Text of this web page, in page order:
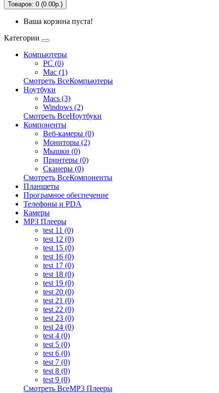
Товаров: 0 (0.00р.)
Ваша корзина пуста!
Категории
Компьютеры
PC (0)
Mac (1)
Смотреть ВсеКомпьютеры
Ноутбуки
Macs (3)
Windows (2)
Смотреть ВсеНоутбуки
Компоненты
Веб-камеры (0)
Мониторы (2)
Мышки (0)
Принтеры (0)
Сканеры (0)
Смотреть ВсеКомпоненты
Планшеты
Програмное обеспечение
Телефоны и PDA
Камеры
MP3 Плееры
test 11 (0)
test 12 (0)
test 15 (0)
test 16 (0)
test 17 (0)
test 18 (0)
test 19 (0)
test 20 (0)
test 21 (0)
test 22 (0)
test 23 (0)
test 24 (0)
test 4 (0)
test 5 (0)
test 6 (0)
test 7 (0)
test 8 (0)
test 9 (0)
Смотреть ВсеMP3 Плееры